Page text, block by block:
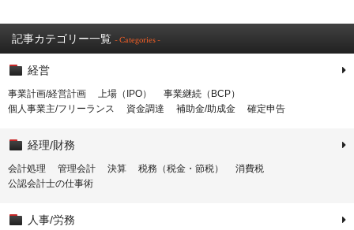
記事カテゴリー一覧 - Categories -
経営
事業計画/経営計画 上場（IPO）
事業継続（BCP）
個人事業主/フリーランス
資金調達 補助金/助成金 確定申告
経理/財務
会計処理 管理会計 決算 税務（税金・節税）
消費税
公認会計士の仕事術
人事/労務